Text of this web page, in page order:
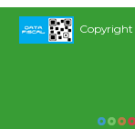
Copyright